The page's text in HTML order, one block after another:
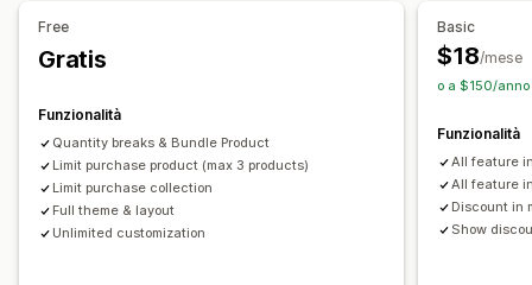
Sconti sui volumi
Sconti percentuali
Sconti sul carrello
Prezzi all’ingrosso
Pop-up
Multilingua
Free
Gratis
Funzionalità
Quantity breaks & Bundle Product
Limit purchase product (max 3 products)
Limit purchase collection
Full theme & layout
Unlimited customization
Basic
$18/mese
o a $150/
Funzionalità
All feature
All feature
Discount in
Show